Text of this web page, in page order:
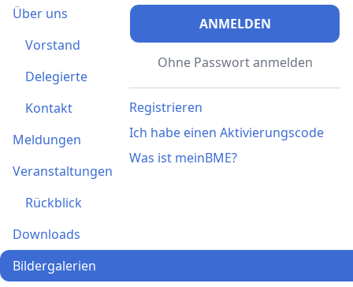
ANMELDEN
Ohne Passwort anmelden
Registrieren
Ich habe einen Aktivierungscode
Was ist meinBME?
Über uns
Vorstand
Delegierte
Kontakt
Meldungen
Veranstaltungen
Rückblick
Downloads
Bildergalerien